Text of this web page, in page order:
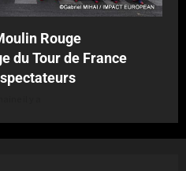
Rouge
du Tour de France